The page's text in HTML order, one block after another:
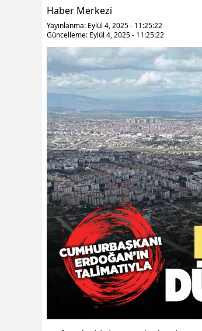
Haber Merkezi
Yayınlanma: Eylül 4, 2025 - 11:25:22
Güncelleme: Eylül 4, 2025 - 11:25:22